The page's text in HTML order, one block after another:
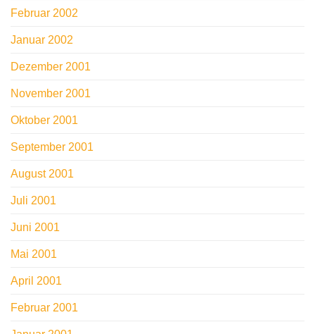
Februar 2002
Januar 2002
Dezember 2001
November 2001
Oktober 2001
September 2001
August 2001
Juli 2001
Juni 2001
Mai 2001
April 2001
Februar 2001